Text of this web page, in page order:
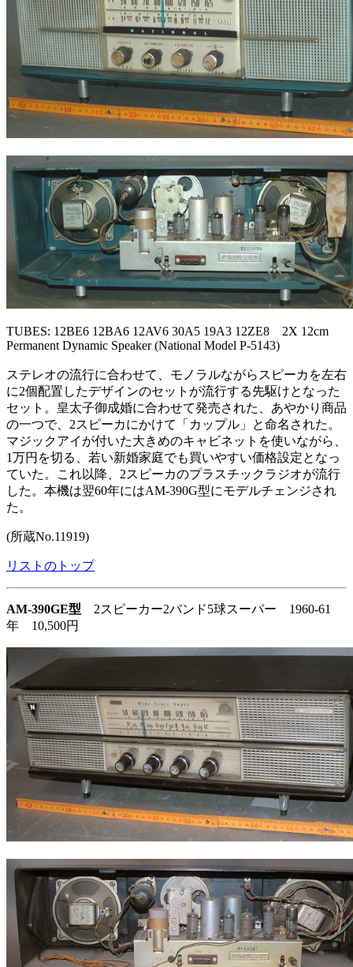
TUBES: 12BE6 12BA6 12AV6 30A5 19A3 12ZE8 2X 12cm
Permanent Dynamic Speaker (National Model P-5143)
ステレオの流行に合わせて、モノラルながらスピーカを左右
に2個配置したデザインのセットが流行する先駆けとなった
セット。皇太子御成婚に合わせて発売された、あやかり商品
の一つで、2スピーカにかけて「カップル」と命名された。
マジックアイが付いた大きめのキャビネットを使いながら、
1万円を切る、若い新婚家庭でも買いやすい価格設定となっ
ていた。これ以降、2スピーカのプラスチックラジオが流行
した。本機は翌60年にはAM-390G型にモデルチェンジされ
た。
(所蔵No.11919)
リストのトップ
AM-390GE型 2スピーカー2バンド5球スーパー 1960-61
年 10,500円